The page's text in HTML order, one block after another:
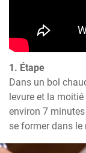
1. Étape
Dans un bol
levure et la
environ 7
se former dans le